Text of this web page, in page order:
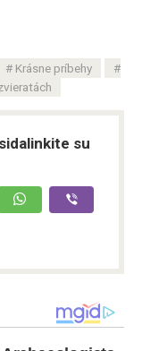
Krásne príbehy
su